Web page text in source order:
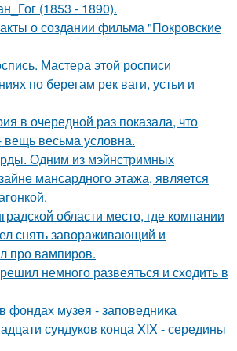
(1853 - 1890).
о создании фильма "Покровские
Мастера этой росписи
по берегам рек ваги, устьи и
в очередной раз показала, что
вещь весьма условна.
Одним из мэйнстримных
мансардного этажа, является
области место, где компании
снять завораживающий и
про вампиров.
немного развеяться и сходить в
фондах музея - заповедника
сундуков конца XIX - середины